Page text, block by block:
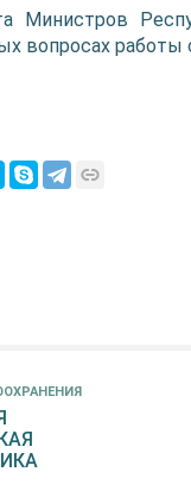
Министров
вопросах